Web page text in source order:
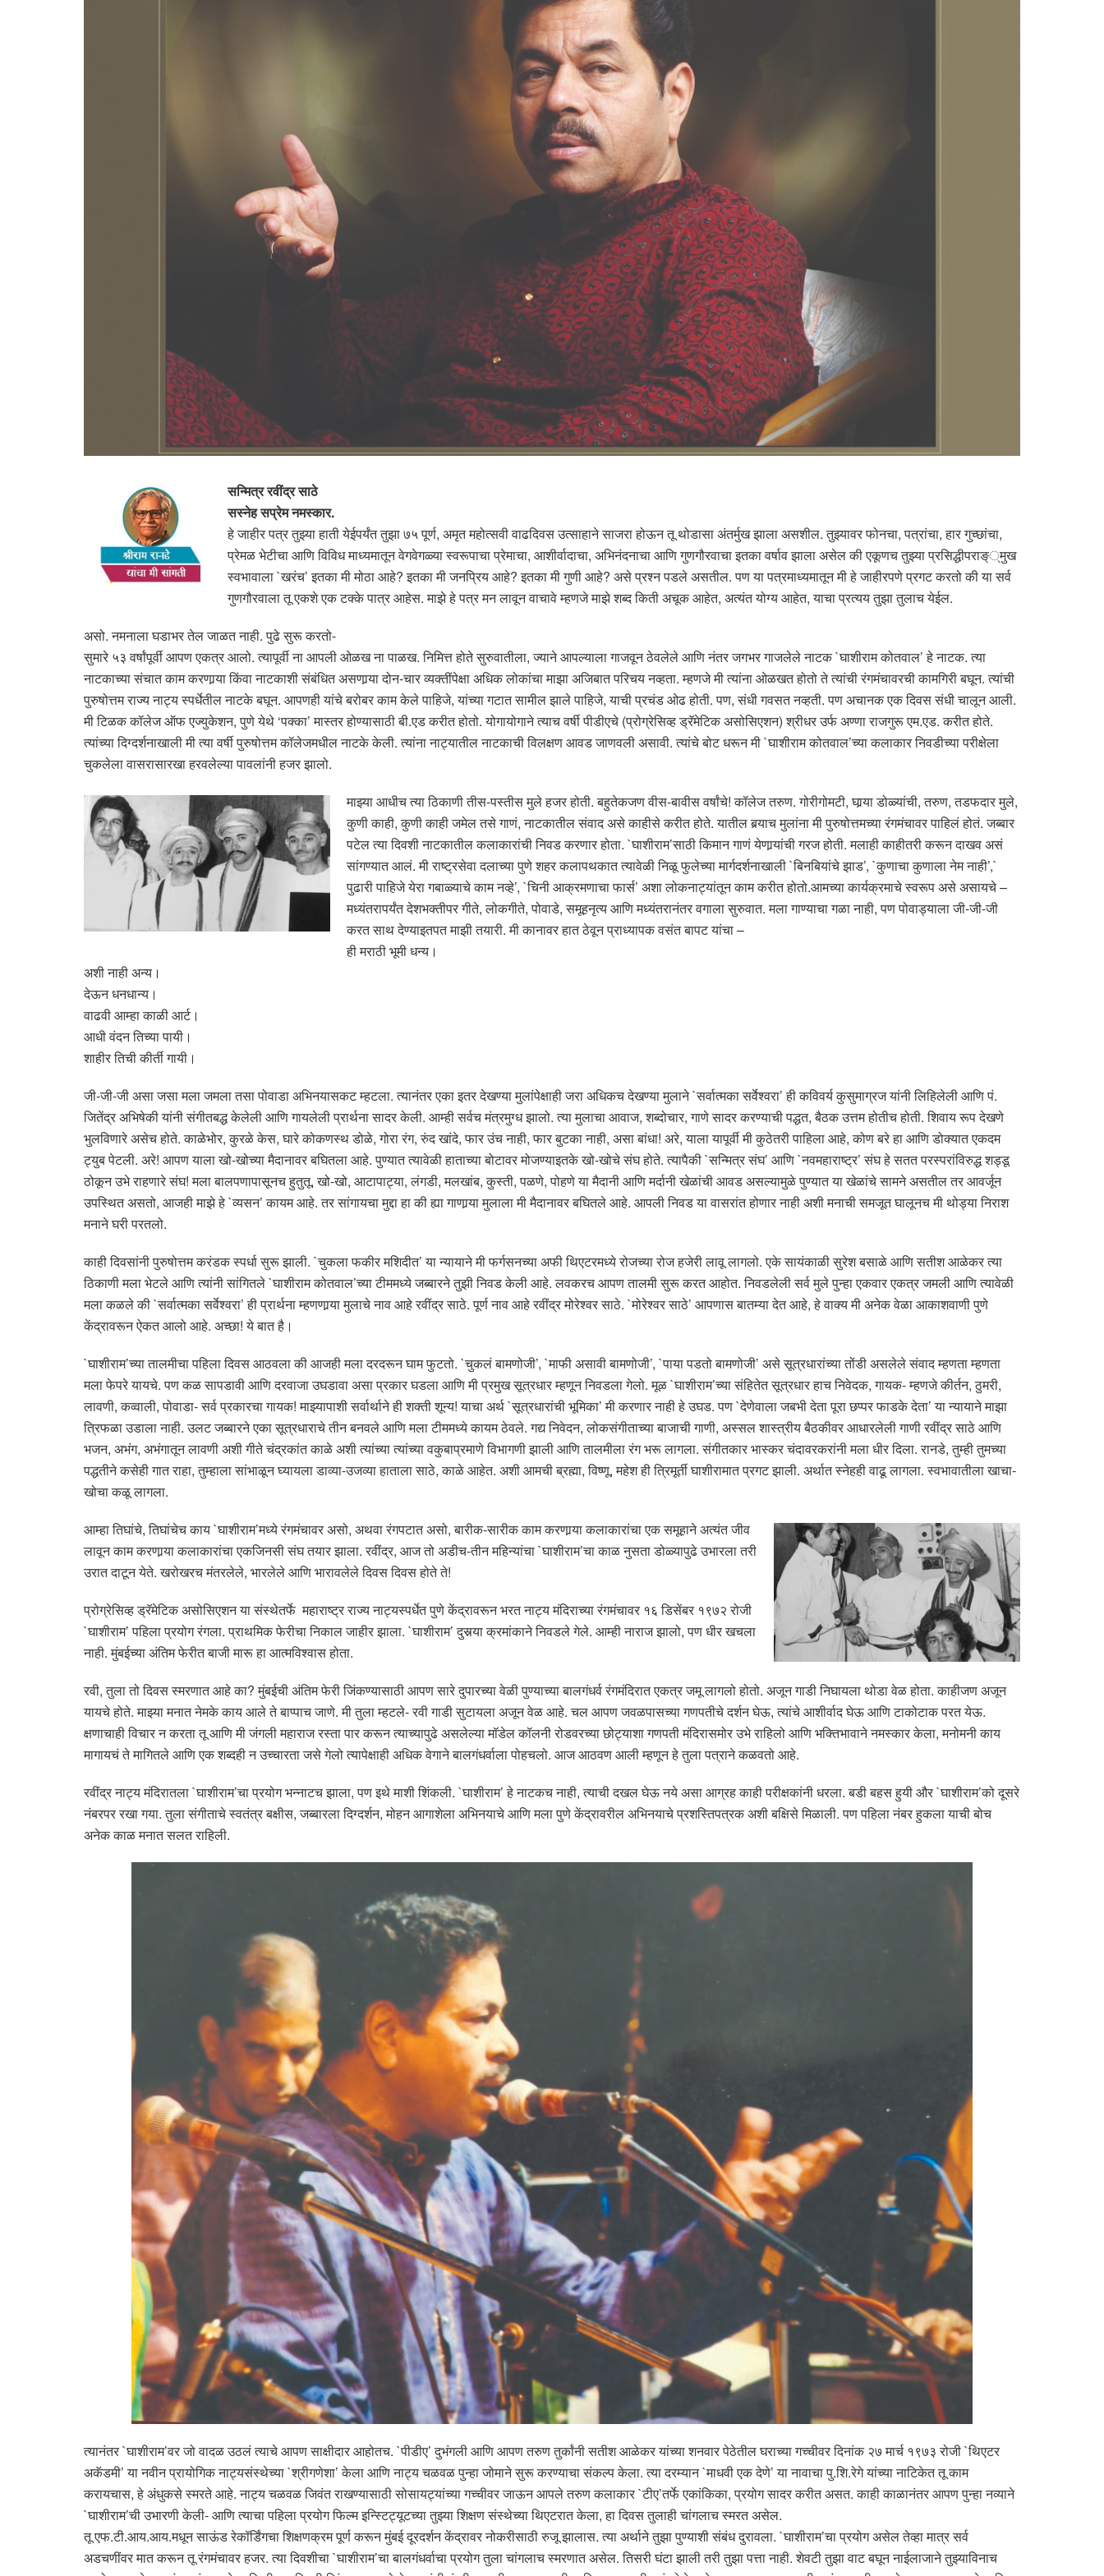
सन्मित्र रवींद्र साठे
सस्नेह सप्रेम नमस्कार.
हे जाहीर पत्र तुझ्या हाती येईपर्यंत तुझा ७५ पूर्ण, अमृत महोत्सवी वाढदिवस उत्साहाने साजरा होऊन तू थोडासा अंतर्मुख झाला असशील. तुझ्यावर फोनचा, पत्रांचा, हार गुच्छांचा,
प्रेमळ भेटीचा आणि विविध माध्यमातून वेगवेगळ्या स्वरूपाचा प्रेमाचा, आशीर्वादाचा, अभिनंदनाचा आणि गुणगौरवाचा इतका वर्षाव झाला असेल की एकूणच तुझ्या प्रसिद्धीपराङ््मुख
स्वभावाला `खरंच’ इतका मी मोठा आहे? इतका मी जनप्रिय आहे? इतका मी गुणी आहे? असे प्रश्न पडले असतील. पण या पत्रमाध्यमातून मी हे जाहीरपणे प्रगट करतो की या सर्व
गुणगौरवाला तू एकशे एक टक्के पात्र आहेस. माझे हे पत्र मन लावून वाचावे म्हणजे माझे शब्द किती अचूक आहेत, अत्यंत योग्य आहेत, याचा प्रत्यय तुझा तुलाच येईल.
असो. नमनाला घडाभर तेल जाळत नाही. पुढे सुरू करतो-
सुमारे ५३ वर्षांपूर्वी आपण एकत्र आलो. त्यापूर्वी ना आपली ओळख ना पाळख. निमित्त होते सुरुवातीला, ज्याने आपल्याला गाजवून ठेवलेले आणि नंतर जगभर गाजलेले नाटक `घाशीराम कोतवाल’ हे नाटक. त्या
नाटकाच्या संचात काम करणार्‍या किंवा नाटकाशी संबंधित असणार्‍या दोन-चार व्यक्तींपेक्षा अधिक लोकांचा माझा अजिबात परिचय नव्हता. म्हणजे मी त्यांना ओळखत होतो ते त्यांची रंगमंचावरची कामगिरी बघून. त्यांची
पुरुषोत्तम राज्य नाट्य स्पर्धेतील नाटके बघून. आपणही यांचे बरोबर काम केले पाहिजे, यांच्या गटात सामील झाले पाहिजे, याची प्रचंड ओढ होती. पण, संधी गवसत नव्हती. पण अचानक एक दिवस संधी चालून आली.
मी टिळक कॉलेज ऑफ एज्युकेशन, पुणे येथे ‘पक्का’ मास्तर होण्यासाठी बी.एड करीत होतो. योगायोगाने त्याच वर्षी पीडीएचे (प्रोग्रेसिव्ह ड्रॅमेटिक असोसिएशन) श्रीधर उर्फ अण्णा राजगुरू एम.एड. करीत होते.
त्यांच्या दिग्दर्शनाखाली मी त्या वर्षी पुरुषोत्तम कॉलेजमधील नाटके केली. त्यांना नाट्यातील नाटकाची विलक्षण आवड जाणवली असावी. त्यांचे बोट धरून मी `घाशीराम कोतवाल’च्या कलाकार निवडीच्या परीक्षेला
चुकलेला वासरासारखा हरवलेल्या पावलांनी हजर झालो.
माझ्या आधीच त्या ठिकाणी तीस-पस्तीस मुले हजर होती. बहुतेकजण वीस-बावीस वर्षांचे! कॉलेज तरुण. गोरीगोमटी, घार्‍या डोळ्यांची, तरुण, तडफदार मुले,
कुणी काही, कुणी काही जमेल तसे गाणं, नाटकातील संवाद असे काहीसे करीत होते. यातील बर्‍याच मुलांना मी पुरुषोत्तमच्या रंगमंचावर पाहिलं होतं. जब्बार
पटेल त्या दिवशी नाटकातील कलाकारांची निवड करणार होता. `घाशीराम’साठी किमान गाणं येणार्‍यांची गरज होती. मलाही काहीतरी करून दाखव असं
सांगण्यात आलं. मी राष्ट्रसेवा दलाच्या पुणे शहर कलापथकात त्यावेळी निळू फुलेच्या मार्गदर्शनाखाली `बिनबियांचे झाड’, `कुणाचा कुणाला नेम नाही’,`
पुढारी पाहिजे येरा गबाळ्याचे काम नव्हे’, `चिनी आक्रमणाचा फार्स’ अशा लोकनाट्यांतून काम करीत होतो.आमच्या कार्यक्रमाचे स्वरूप असे असायचे –
मध्यंतरापर्यंत देशभक्तीपर गीते, लोकगीते, पोवाडे, समूहनृत्य आणि मध्यंतरानंतर वगाला सुरुवात. मला गाण्याचा गळा नाही, पण पोवाड्याला जी-जी-जी
करत साथ देण्याइतपत माझी तयारी. मी कानावर हात ठेवून प्राध्यापक वसंत बापट यांचा –
ही मराठी भूमी धन्य।
अशी नाही अन्य।
देऊन धनधान्य।
वाढवी आम्हा काळी आर्ट।
आधी वंदन तिच्या पायी।
शाहीर तिची कीर्ती गायी।
जी-जी-जी असा जसा मला जमला तसा पोवाडा अभिनयासकट म्हटला. त्यानंतर एका इतर देखण्या मुलांपेक्षाही जरा अधिकच देखण्या मुलाने `सर्वात्मका सर्वेश्वरा’ ही कविवर्य कुसुमाग्रज यांनी लिहिलेली आणि पं.
जितेंद्र अभिषेकी यांनी संगीतबद्ध केलेली आणि गायलेली प्रार्थना सादर केली. आम्ही सर्वच मंत्रमुग्ध झालो. त्या मुलाचा आवाज, शब्दोचार, गाणे सादर करण्याची पद्धत, बैठक उत्तम होतीच होती. शिवाय रूप देखणे
भुलविणारे असेच होते. काळेभोर, कुरळे केस, घारे कोकणस्थ डोळे, गोरा रंग, रुंद खांदे, फार उंच नाही, फार बुटका नाही, असा बांधा! अरे, याला यापूर्वी मी कुठेतरी पाहिला आहे, कोण बरे हा आणि डोक्यात एकदम
ट्युब पेटली. अरे! आपण याला खो-खोच्या मैदानावर बघितला आहे. पुण्यात त्यावेळी हाताच्या बोटावर मोजण्याइतके खो-खोचे संघ होते. त्यापैकी `सन्मित्र संघ’ आणि `नवमहाराष्ट्र’ संघ हे सतत परस्परांविरुद्ध शड्डू
ठोकून उभे राहणारे संघ! मला बालपणापासूनच हुतुतू, खो-खो, आटापाट्या, लंगडी, मलखांब, कुस्ती, पळणे, पोहणे या मैदानी आणि मर्दानी खेळांची आवड असल्यामुळे पुण्यात या खेळांचे सामने असतील तर आवर्जून
उपस्थित असतो, आजही माझे हे `व्यसन’ कायम आहे. तर सांगायचा मुद्दा हा की ह्या गाणार्‍या मुलाला मी मैदानावर बघितले आहे. आपली निवड या वासरांत होणार नाही अशी मनाची समजूत घालूनच मी थोड्या निराश
मनाने घरी परतलो.
काही दिवसांनी पुरुषोत्तम करंडक स्पर्धा सुरू झाली. `चुकला फकीर मशिदीत’ या न्यायाने मी फर्गसनच्या अफी थिएटरमध्ये रोजच्या रोज हजेरी लावू लागलो. एके सायंकाळी सुरेश बसाळे आणि सतीश आळेकर त्या
ठिकाणी मला भेटले आणि त्यांनी सांगितले `घाशीराम कोतवाल’च्या टीममध्ये जब्बारने तुझी निवड केली आहे. लवकरच आपण तालमी सुरू करत आहोत. निवडलेली सर्व मुले पुन्हा एकवार एकत्र जमली आणि त्यावेळी
मला कळले की `सर्वात्मका सर्वेश्वरा’ ही प्रार्थना म्हणणार्‍या मुलाचे नाव आहे रवींद्र साठे. पूर्ण नाव आहे रवींद्र मोरेश्वर साठे. `मोरेश्वर साठे’ आपणास बातम्या देत आहे, हे वाक्य मी अनेक वेळा आकाशवाणी पुणे
केंद्रावरून ऐकत आलो आहे. अच्छा! ये बात है।
`घाशीराम’च्या तालमीचा पहिला दिवस आठवला की आजही मला दरदरून घाम फुटतो. `चुकलं बामणोजी’, `माफी असावी बामणोजी’, `पाया पडतो बामणोजी’ असे सूत्रधारांच्या तोंडी असलेले संवाद म्हणता म्हणता
मला फेपरे यायचे. पण कळ सापडावी आणि दरवाजा उघडावा असा प्रकार घडला आणि मी प्रमुख सूत्रधार म्हणून निवडला गेलो. मूळ `घाशीराम’च्या संहितेत सूत्रधार हाच निवेदक, गायक- म्हणजे कीर्तन, ठुमरी,
लावणी, कव्वाली, पोवाडा- सर्व प्रकारचा गायक! माझ्यापाशी सर्वार्थाने ही शक्ती शून्य! याचा अर्थ `सूत्रधारांची भूमिका’ मी करणार नाही हे उघड. पण `देणेवाला जबभी देता पूरा छप्पर फाडके देता’ या न्यायाने माझा
त्रिफळा उडाला नाही. उलट जब्बारने एका सूत्रधाराचे तीन बनवले आणि मला टीममध्ये कायम ठेवले. गद्य निवेदन, लोकसंगीताच्या बाजाची गाणी, अस्सल शास्त्रीय बैठकीवर आधारलेली गाणी रवींद्र साठे आणि
भजन, अभंग, अभंगातून लावणी अशी गीते चंद्रकांत काळे अशी त्यांच्या त्यांच्या वकुबाप्रमाणे विभागणी झाली आणि तालमीला रंग भरू लागला. संगीतकार भास्कर चंदावरकरांनी मला धीर दिला. रानडे, तुम्ही तुमच्या
पद्धतीने कसेही गात राहा, तुम्हाला सांभाळून घ्यायला डाव्या-उजव्या हाताला साठे, काळे आहेत. अशी आमची ब्रह्मा, विष्णू, महेश ही त्रिमूर्ती घाशीरामात प्रगट झाली. अर्थात स्नेहही वाढू लागला. स्वभावातीला खाचा-
खोचा कळू लागला.
आम्हा तिघांचे, तिघांचेच काय `घाशीराम’मध्ये रंगमंचावर असो, अथवा रंगपटात असो, बारीक-सारीक काम करणार्‍या कलाकारांचा एक समूहाने अत्यंत जीव
लावून काम करणार्‍या कलाकारांचा एकजिनसी संघ तयार झाला. रवींद्र, आज तो अडीच-तीन महिन्यांचा `घाशीराम’चा काळ नुसता डोळ्यापुढे उभारला तरी
उरात दाटून येते. खरोखरच मंतरलेले, भारलेले आणि भारावलेले दिवस दिवस होते ते!
प्रोग्रेसिव्ह ड्रॅमेटिक असोसिएशन या संस्थेतर्फे महाराष्ट्र राज्य नाट्यस्पर्धेत पुणे केंद्रावरून भरत नाट्य मंदिराच्या रंगमंचावर १६ डिसेंबर १९७२ रोजी
`घाशीराम’ पहिला प्रयोग रंगला. प्राथमिक फेरीचा निकाल जाहीर झाला. `घाशीराम’ दुसर्‍या क्रमांकाने निवडले गेले. आम्ही नाराज झालो, पण धीर खचला
नाही. मुंबईच्या अंतिम फेरीत बाजी मारू हा आत्मविश्वास होता.
रवी, तुला तो दिवस स्मरणात आहे का? मुंबईची अंतिम फेरी जिंकण्यासाठी आपण सारे दुपारच्या वेळी पुण्याच्या बालगंधर्व रंगमंदिरात एकत्र जमू लागलो होतो. अजून गाडी निघायला थोडा वेळ होता. काहीजण अजून
यायचे होते. माझ्या मनात नेमके काय आले ते बाप्पाच जाणे. मी तुला म्हटले- रवी गाडी सुटायला अजून वेळ आहे. चल आपण जवळपासच्या गणपतीचे दर्शन घेऊ, त्यांचे आशीर्वाद घेऊ आणि टाकोटाक परत येऊ.
क्षणाचाही विचार न करता तू आणि मी जंगली महाराज रस्ता पार करून त्याच्यापुढे असलेल्या मॉडेल कॉलनी रोडवरच्या छोट्याशा गणपती मंदिरासमोर उभे राहिलो आणि भक्तिभावाने नमस्कार केला, मनोमनी काय
मागायचं ते मागितले आणि एक शब्दही न उच्चारता जसे गेलो त्यापेक्षाही अधिक वेगाने बालगंधर्वाला पोहचलो. आज आठवण आली म्हणून हे तुला पत्राने कळवतो आहे.
रवींद्र नाट्य मंदिरातला `घाशीराम’चा प्रयोग भन्नाटच झाला, पण इथे माशी शिंकली. `घाशीराम’ हे नाटकच नाही, त्याची दखल घेऊ नये असा आग्रह काही परीक्षकांनी धरला. बडी बहस हुयी और `घाशीराम’को दूसरे
नंबरपर रखा गया. तुला संगीताचे स्वतंत्र बक्षीस, जब्बारला दिग्दर्शन, मोहन आगाशेला अभिनयाचे आणि मला पुणे केंद्रावरील अभिनयाचे प्रशस्तिपत्रक अशी बक्षिसे मिळाली. पण पहिला नंबर हुकला याची बोच
अनेक काळ मनात सलत राहिली.
त्यानंतर `घाशीराम’वर जो वादळ उठलं त्याचे आपण साक्षीदार आहोतच. `पीडीए’ दुभंगली आणि आपण तरुण तुर्कांनी सतीश आळेकर यांच्या शनवार पेठेतील घराच्या गच्चीवर दिनांक २७ मार्च १९७३ रोजी `थिएटर
अकॅडमी’ या नवीन प्रायोगिक नाट्यसंस्थेच्या `श्रीगणेशा’ केला आणि नाट्य चळवळ पुन्हा जोमाने सुरू करण्याचा संकल्प केला. त्या दरम्यान `माधवी एक देणे’ या नावाचा पु.शि.रेगे यांच्या नाटिकेत तू काम
करायचास, हे अंधुकसे स्मरते आहे. नाट्य चळवळ जिवंत राखण्यासाठी सोसायट्यांच्या गच्चीवर जाऊन आपले तरुण कलाकार `टीए’तर्फे एकांकिका, प्रयोग सादर करीत असत. काही काळानंतर आपण पुन्हा नव्याने
`घाशीराम’ची उभारणी केली- आणि त्याचा पहिला प्रयोग फिल्म इन्स्टिट्यूटच्या तुझ्या शिक्षण संस्थेच्या थिएटरात केला, हा दिवस तुलाही चांगलाच स्मरत असेल.
तू एफ.टी.आय.आय.मधून साऊंड रेकॉर्डिंगचा शिक्षणक्रम पूर्ण करून मुंबई दूरदर्शन केंद्रावर नोकरीसाठी रुजू झालास. त्या अर्थाने तुझा पुण्याशी संबंध दुरावला. `घाशीराम’चा प्रयोग असेल तेव्हा मात्र सर्व
अडचणींवर मात करून तू रंगमंचावर हजर. त्या दिवशीचा `घाशीराम’चा बालगंधर्वाचा प्रयोग तुला चांगलाच स्मरणात असेल. तिसरी घंटा झाली तरी तुझा पत्ता नाही. शेवटी तुझा वाट बघून नाईलाजाने तुझ्याविनाच